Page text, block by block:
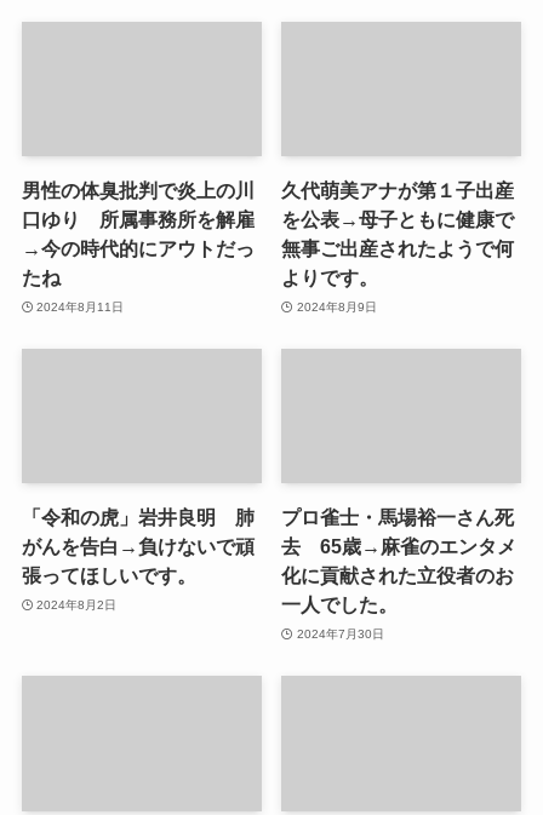
男性の体臭批判で炎上の川
口ゆり 所属事務所を解雇
→今の時代的にアウトだっ
たね
2024年8月11日
久代萌美アナが第１子出産
を公表→母子ともに健康で
無事ご出産されたようで何
よりです。
2024年8月9日
「令和の虎」岩井良明 肺
がんを告白→負けないで頑
張ってほしいです。
2024年8月2日
プロ雀士・馬場裕一さん死
去 65歳→麻雀のエンタメ
化に貢献された立役者のお
一人でした。
2024年7月30日